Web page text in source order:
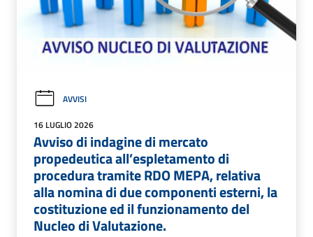
AVVISI
16 LUGLIO 2026
Avviso di indagine di mercato
propedeutica all’espletamento di
procedura tramite RDO MEPA, relativa
alla nomina di due componenti esterni, la
costituzione ed il funzionamento del
Nucleo di Valutazione.